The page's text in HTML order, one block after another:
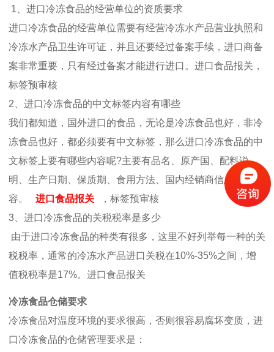
1、进口冷冻食品的经营单位的资质要求
进口冷冻食品的经营单位需要有经营冷冻水产品营业执照和
冷冻水产品卫生许可证，并且还要经过备案手续，进口商备
案非常重要，只有经过备案才能进行进口。进口食品报关，
标签预审核
2、进口冷冻食品的中文标签内容有哪些
我们都知道，国外进口的食品，无论是冷冻食品也好，非冷
冻食品也好，都必须要有中文标签，那么进口冷冻食品的中
文标签上要有哪些内容呢?主要有品名、原产国、配料说
明、生产日期、保质期、食用方法、国内经销商信息等内
容。 进口食品报关
，标签预审核
3、进口冷冻食品的关税税率是多少
由于进口冷冻食品的种类有很多，这里不好列举每一种的关
税税率，通常的冷冻水产品进口关税在10%-35%之间，增
值税税率是17%。进口食品报关
冷冻食品仓储要求
冷冻食品对温度环境的要求很高，否则很容易腐坏变质，进
口冷冻食品的仓储管理要求是：